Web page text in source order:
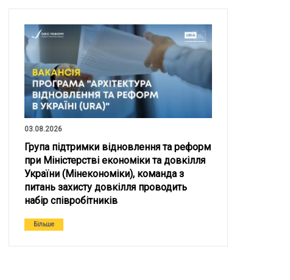
03.08.2026
Група підтримки відновлення та реформ
при Міністерстві економіки та довкілля
України (Мінекономіки), команда з
питань захисту довкілля проводить
набір співробітників
Більше